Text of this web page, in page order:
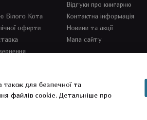
Білого Кота
оферти
Відгуки про книгарню
Контактна інформація
Новини та акції
Мапа сайту
також для безпечної та
файлів cookie. Детальніше про